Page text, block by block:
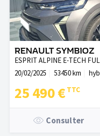
RENAULT SYMBIOZ
ESPRIT ALPINE E-TECH
20/02/2025
53450 km
25 490 €
Consulter